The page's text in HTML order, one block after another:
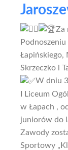
Za
Łapińskiego,
Skrzeczko i
W dniu
I Liceum
w Łapach ,
juniorów do
Zawody
Sportowy